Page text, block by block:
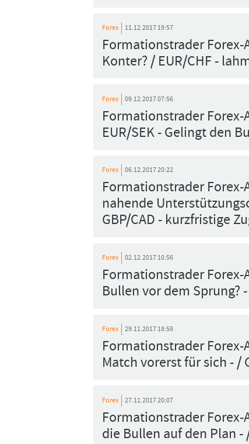
Forex 11.12.2017 19:57
Formationstrader Forex-
Konter? / EUR/CHF -
Forex 09.12.2017 07:56
Formationstrader Forex-
EUR/SEK - Gelingt den
Forex 06.12.2017 20:22
Formationstrader Forex-
nahende
GBP/CAD - kurzfristige
Forex 02.12.2017 10:56
Formationstrader Forex-
Bullen vor dem Sprung? -
Forex 29.11.2017 18:58
Formationstrader Forex-
Match vorerst für sich - /
Forex 27.11.2017 20:07
Formationstrader Forex-
die Bullen auf den Plan -